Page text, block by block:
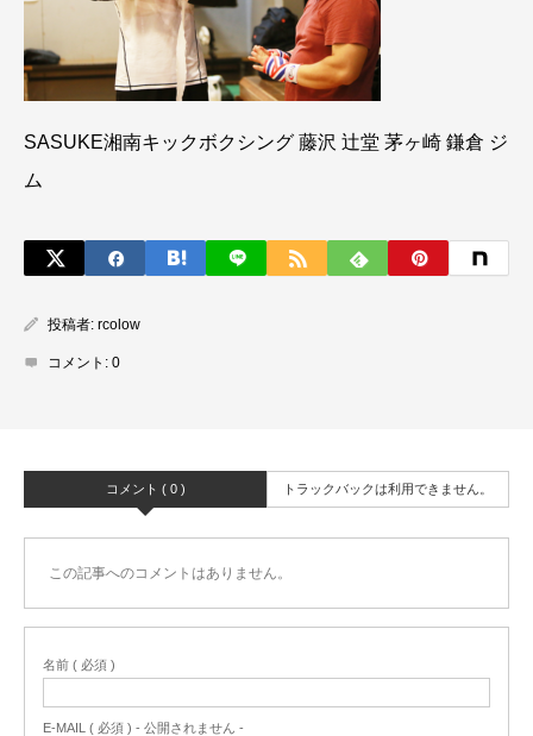
SASUKE湘南キックボクシング 藤沢 辻堂 茅ヶ崎 鎌倉 ジ
ム
投稿者: rcolow
コメント: 0
コメント ( 0 ) トラックバックは利用できません。
この記事へのコメントはありません。
名前 ( 必須 )
E-MAIL ( 必須 ) - 公開されません -